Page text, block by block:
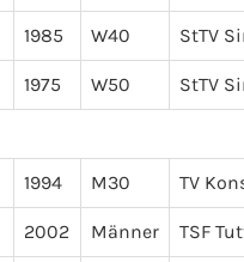
1985 W40 StTV
1975 W50 StTV
1994 M30 TV
2002 Männer TSF